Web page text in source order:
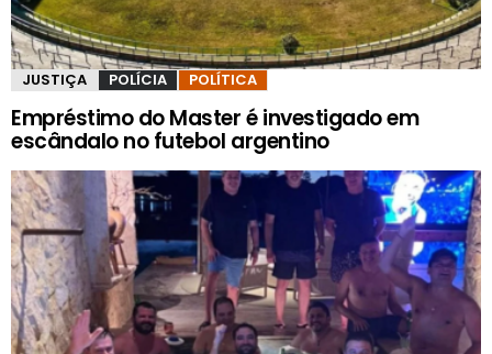
JUSTIÇA POLÍCIA POLÍTICA
Empréstimo do Master é investigado em
escândalo no futebol argentino